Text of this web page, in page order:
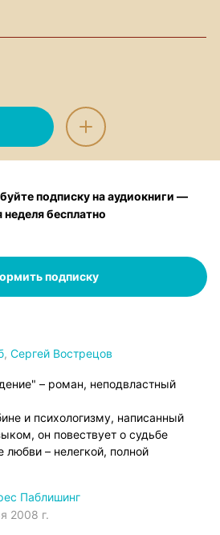
подписку на аудиокниги —
неделя бесплатно
подписку
, Сергей Вострецов
– роман, неподвластный
и психологизму, написанный
он повествует о судьбе
– нелегкой, полной
и сомнений.
в аристократических
салонах и сельских усадьбах, ее
Паблишинг
2008 г.